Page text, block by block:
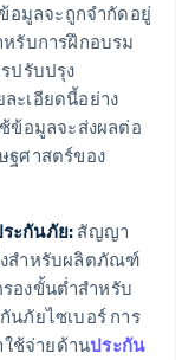
อมูลจะถูกจำกัดอยู่
รับการฝึกอบรม
ปรับปรุง
ะเอียดนี้อย่าง
ข้อมูลจะส่งผลต่อ
ฐศาสตร์ของ
ะกันภัย: สัญญา
งสำหรับผลิตภัณฑ์
องขั้นต่ำสำหรับ
นภัยไซเบอร์ การ
ช้จ่ายด้านประกัน